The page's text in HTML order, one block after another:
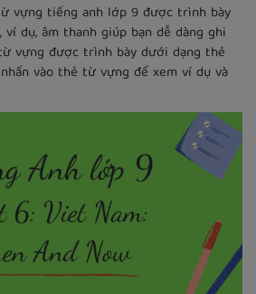
vựng tiếng anh lớp 9 được trình bày
dụ, âm thanh giúp bạn dễ dàng ghi
vựng được trình bày dưới dạng thẻ
vào thẻ từ vựng để xem ví dụ và